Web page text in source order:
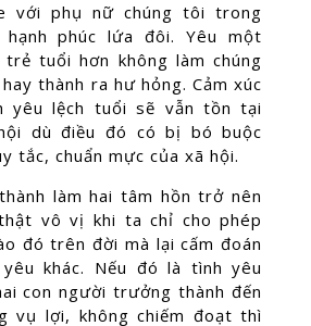
với phụ nữ chúng tôi trong
phúc lứa đôi. Yêu một
tuổi hơn không làm chúng
thành ra hư hỏng. Cảm xúc
yêu lệch tuổi sẽ vẫn tồn tại
dù điều đó có bị bó buộc
tắc, chuẩn mực của xã hội.
làm hai tâm hồn trở nên
vô vị khi ta chỉ cho phép
đó trên đời mà lại cấm đoán
khác. Nếu đó là tình yêu
con người trưởng thành đến
vụ lợi, không chiếm đoạt thì